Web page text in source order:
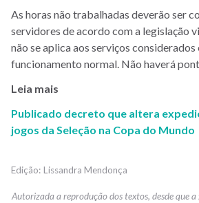
As horas não trabalhadas deverão ser
servidores de acordo com a legislação
não se aplica aos serviços considerados
funcionamento normal. Não haverá
Leia mais
Publicado decreto que altera
jogos da Seleção na Copa do Mundo
Lissandra Mendonça